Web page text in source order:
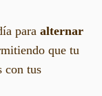
para alternar
que tu
con tus